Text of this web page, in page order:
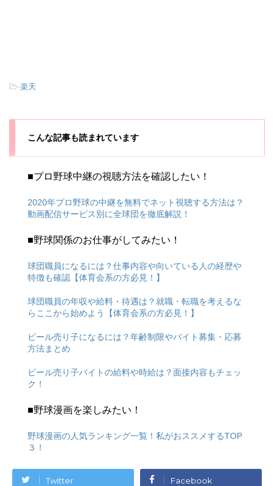
-楽天
こんな記事も読まれています
■プロ野球中継の視聴方法を確認したい！
2020年プロ野球の中継を無料でネット視聴する方法は？
動画配信サービス別に全球団を徹底解説！
■野球関係のお仕事がしてみたい！
球団職員になるには？仕事内容や向いている人の経歴や
特徴も確認【体育会系の方必見！】
球団職員の年収や給料・待遇は？就職・転職を考えるな
らここから始めよう【体育会系の方必見！】
ビール売り子になるには？年齢制限やバイト募集・応募
方法まとめ
ビール売り子バイトの給料や時給は？面接内容もチェッ
ク！
■野球漫画を楽しみたい！
野球漫画の人気ランキング一覧！私がおススメするTOP
３！
Twitter Facebook